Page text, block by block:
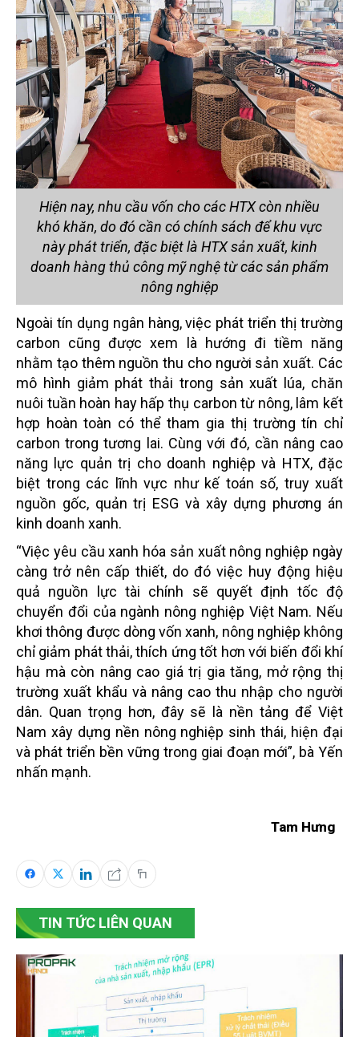
Hiện nay, nhu cầu vốn cho các HTX còn nhiều
khó khăn, do đó cần có chính sách để khu vực
này phát triển, đặc biệt là HTX sản xuất, kinh
doanh hàng thủ công mỹ nghệ từ các sản phẩm
nông nghiệp
Ngoài tín dụng ngân hàng, việc phát triển thị trường
carbon cũng được xem là hướng đi tiềm năng
nhằm tạo thêm nguồn thu cho người sản xuất. Các
mô hình giảm phát thải trong sản xuất lúa, chăn
nuôi tuần hoàn hay hấp thụ carbon từ nông, lâm kết
hợp hoàn toàn có thể tham gia thị trường tín chỉ
carbon trong tương lai. Cùng với đó, cần nâng cao
năng lực quản trị cho doanh nghiệp và HTX, đặc
biệt trong các lĩnh vực như kế toán số, truy xuất
nguồn gốc, quản trị ESG và xây dựng phương án
kinh doanh xanh.
“Việc yêu cầu xanh hóa sản xuất nông nghiệp ngày
càng trở nên cấp thiết, do đó việc huy động hiệu
quả nguồn lực tài chính sẽ quyết định tốc độ
chuyển đổi của ngành nông nghiệp Việt Nam. Nếu
khơi thông được dòng vốn xanh, nông nghiệp không
chỉ giảm phát thải, thích ứng tốt hơn với biến đổi khí
hậu mà còn nâng cao giá trị gia tăng, mở rộng thị
trường xuất khẩu và nâng cao thu nhập cho người
dân. Quan trọng hơn, đây sẽ là nền tảng để Việt
Nam xây dựng nền nông nghiệp sinh thái, hiện đại
và phát triển bền vững trong giai đoạn mới”, bà Yến
nhấn mạnh.
Tam Hưng
TIN TỨC LIÊN QUAN